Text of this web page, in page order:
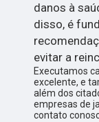
danos à
disso, é
evitar a
Executamos
excelente, e
além dos
empresas de
contato